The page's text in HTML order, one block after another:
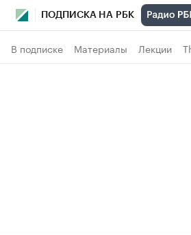
ПОДПИСКА НА РБК
В подписке Материалы Лекции